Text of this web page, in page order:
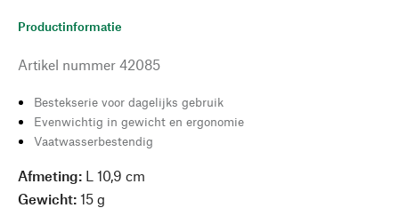
Productinformatie
Artikel nummer 42085
Bestekserie voor dagelijks gebruik
Evenwichtig in gewicht en ergonomie
Vaatwasserbestendig
Afmeting: L 10,9 cm
Gewicht: 15 g